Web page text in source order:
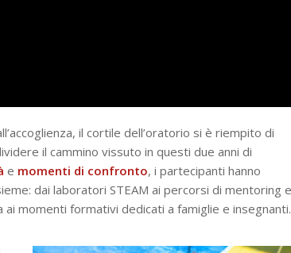
il cortile dell’oratorio si è riempito di
il cammino vissuto in questi due anni di
e momenti di confronto, i partecipanti hanno
dai laboratori STEAM ai percorsi di mentoring e
momenti formativi dedicati a famiglie e insegnanti.